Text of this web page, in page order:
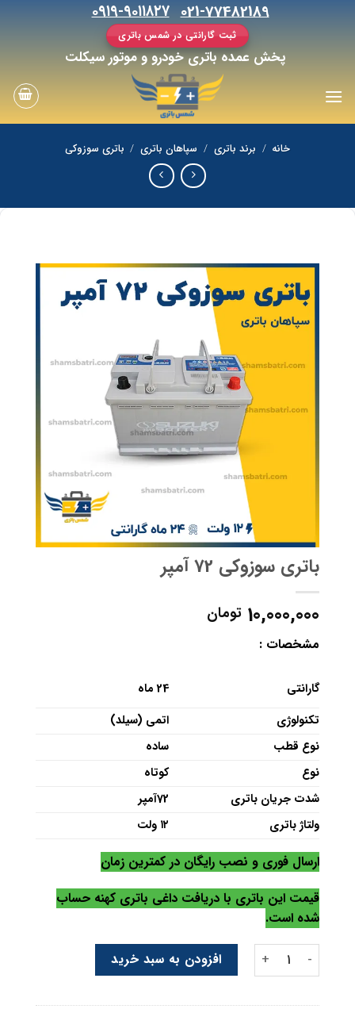
021-77482189 ۰۹۱۹-۹۰۱۱۸۲۷
ثبت گارانتی در شمس باتری
پخش عمده باتری خودرو و موتور سیکلت
خانه / برند باتری / سپاهان باتری / باتری سوزوکی
باتری سوزوکی 72 آمپر
10,000,000 تومان
مشخصات :
گارانتی
24 ماه
تکنولوژی
اتمی (سیلد)
نوع قطب
ساده
نوع
کوتاه
شدت جریان باتری
72آمپر
ولتاژ باتری
۱۲ ولت
ارسال فوری و نصب رایگان در کمترین زمان
قیمت این باتری با دریافت داغی باتری کهنه حساب
شده است.
باتری سوزوکی 72 آمپر عدد افزودن به سبد خرید